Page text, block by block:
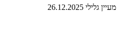
מעיין גלילי 26.12.2025